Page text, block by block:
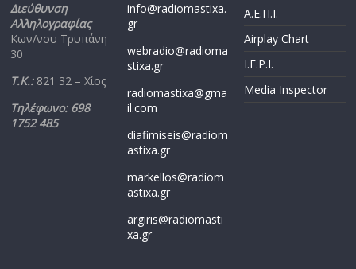
Διεύθυνση
Αλληλογραφίας
Κων/νου Τρυπάνη
30
Τ.Κ.: 821 32 – Χίος
Τηλέφωνο: 698
1752 485
info@radiomastixa.
gr
webradio@radioma
stixa.gr
radiomastixa@gma
il.com
diafimiseis@radiom
astixa.gr
markellos@radiom
astixa.gr
argiris@radiomasti
xa.gr
Α.Ε.Π.Ι.
Airplay Chart
I.F.P.I.
Media Inspector